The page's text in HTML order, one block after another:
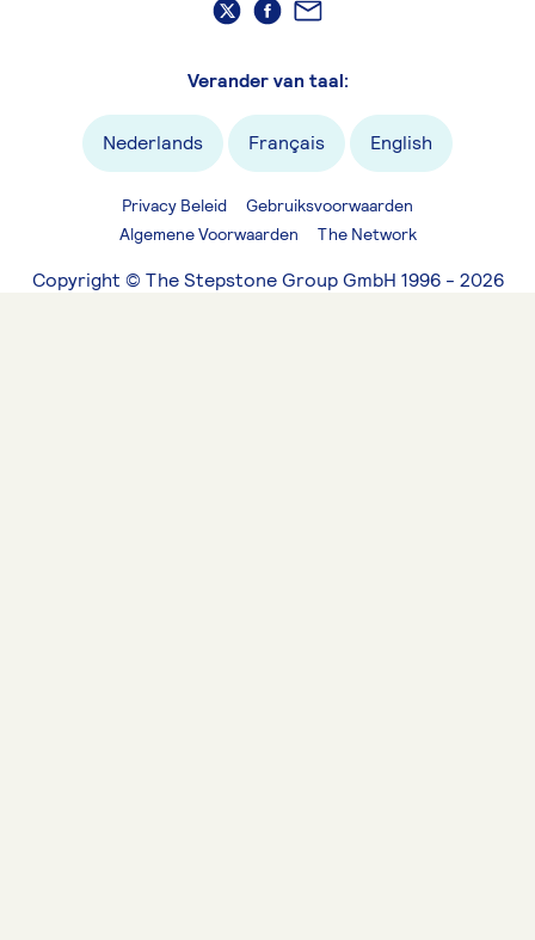
Verander van taal:
Nederlands Français English
Privacy Beleid
Gebruiksvoorwaarden
Algemene Voorwaarden
The Network
Copyright © The Stepstone Group GmbH 1996 - 2026